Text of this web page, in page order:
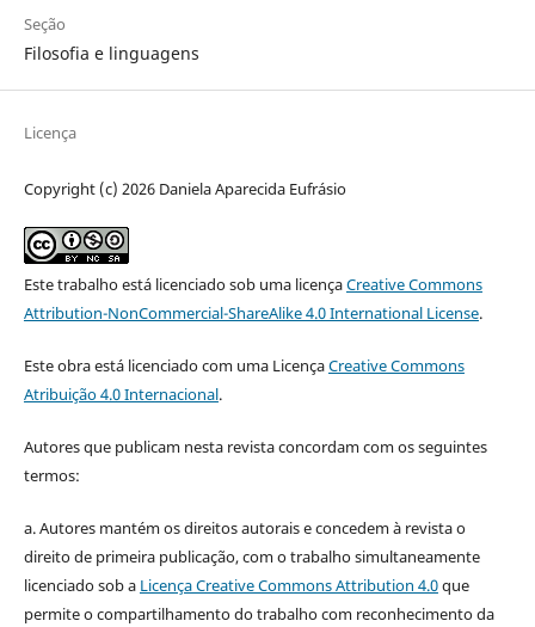
Seção
Filosofia e linguagens
Licença
Copyright (c) 2026 Daniela Aparecida Eufrásio
Este trabalho está licenciado sob uma licençaCreative Commons
Attribution-NonCommercial-ShareAlike 4.0 International License.
Este obra está licenciado com uma LicençaCreative Commons
Atribuição 4.0 Internacional.
Autores que publicam nesta revista concordam com os seguintes
termos:
a. Autores mantém os direitos autorais e concedem à revista o
direito de primeira publicação, com o trabalho simultaneamente
licenciado sob a Licença Creative Commons Attribution 4.0que
permite o compartilhamento do trabalho com reconhecimento da